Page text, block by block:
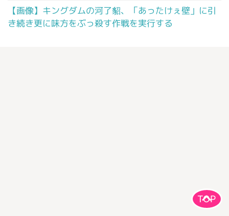
【画像】キングダムの河了貂、「あったけぇ壁」に引
き続き更に味方をぶっ殺す作戦を実行する
TOP